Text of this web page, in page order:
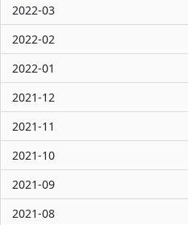
2022-03
2022-02
2022-01
2021-12
2021-11
2021-10
2021-09
2021-08